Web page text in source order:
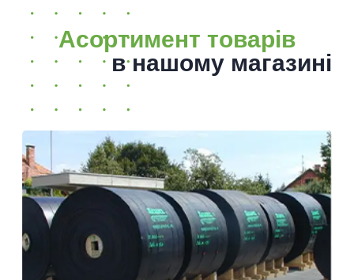
Асортимент товарів
в нашому магазині